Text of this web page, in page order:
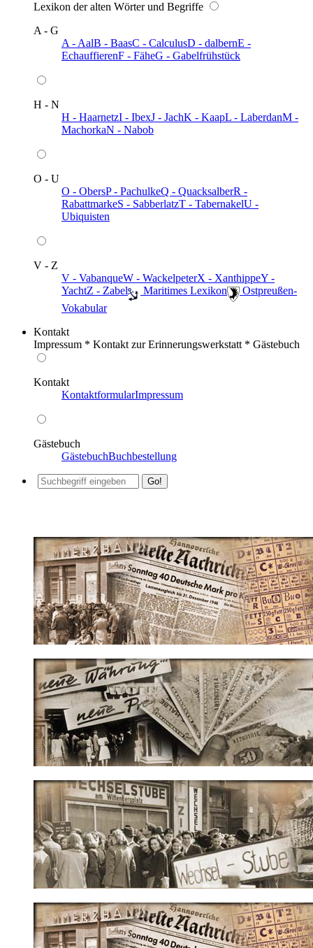
Lexikon der alten Wörter und Begriffe
A - G
A - AalB - BaasC - CalculusD - dalbernE -
EchauffierenF - FäheG - Gabelfrühstück
H - N
H - HaarnetzI - IbexJ - JachK - KaapL - LaberdanM -
MachorkaN - Nabob
O - U
O - ObersP - PachulkeQ - QuacksalberR -
RabattmarkeS - SabberlatzT - TabernakelU -
Ubiquisten
V - Z
V - VabanqueW - WackelpeterX - XanthippeY -
YachtZ - Zabel ️ Maritimes Lexikon
️ Ostpreußen-
Vokabular
Kontakt
Impressum * Kontakt zur Erinnerungswerkstatt * Gästebuch
Kontakt
KontaktformularImpressum
Gästebuch
GästebuchBuchbestellung